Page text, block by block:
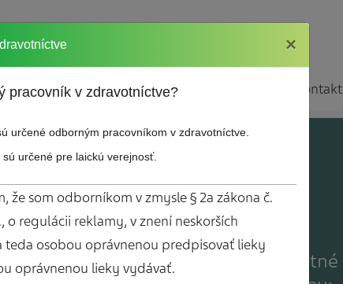
Sociálna poradňa Kontakt
Mám záujem o bezplatné
×
pracovník v zdravotníctve?
určené odborným pracovníkom v zdravotníctve.
určené pre laickú verejnosť.
že som odborníkom v zmysle § 2a zákona č.
o regulácii reklamy, v znení neskorších
teda osobou oprávnenou predpisovať lieky
oprávnenou lieky vydávať.